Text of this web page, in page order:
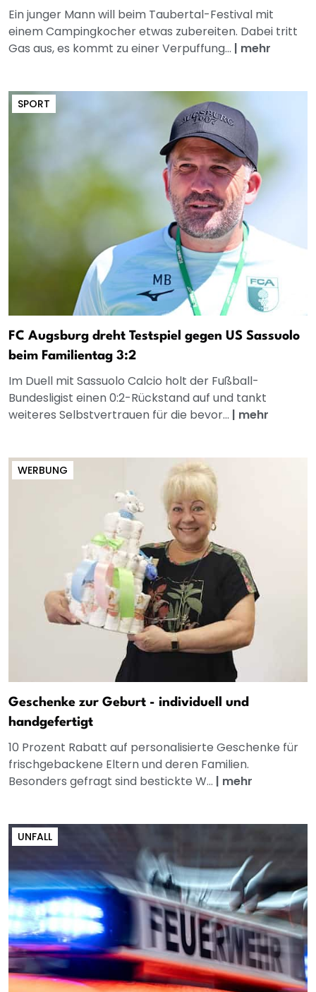
Ein junger Mann will beim Taubertal-Festival mit
einem Campingkocher etwas zubereiten. Dabei tritt
Gas aus, es kommt zu einer Verpuffung... | mehr
SPORT
FC Augsburg dreht Testspiel gegen US Sassuolo
beim Familientag 3:2
Im Duell mit Sassuolo Calcio holt der Fußball-
Bundesligist einen 0:2-Rückstand auf und tankt
weiteres Selbstvertrauen für die bevor... | mehr
WERBUNG
Geschenke zur Geburt - individuell und
handgefertigt
10 Prozent Rabatt auf personalisierte Geschenke für
frischgebackene Eltern und deren Familien.
Besonders gefragt sind bestickte W... | mehr
UNFALL